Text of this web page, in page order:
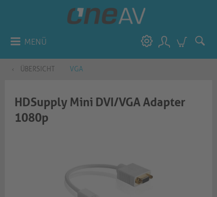
MENÜ
ÜBERSICHT VGA
HDSupply Mini DVI/VGA Adapter
1080p